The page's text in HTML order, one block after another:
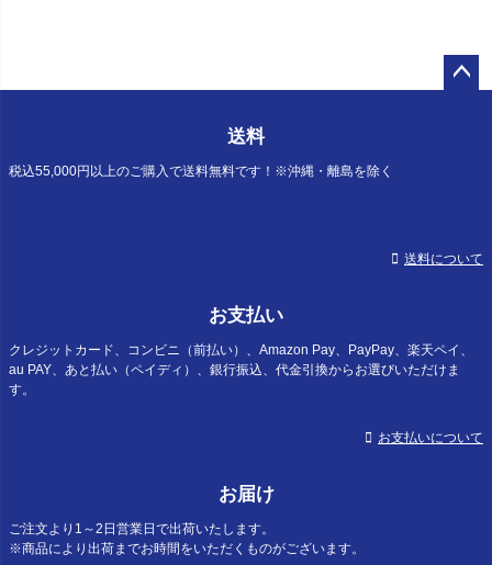
送料
税込55,000円以上のご購入で送料無料です！※沖縄・離島を除く
送料について
お支払い
クレジットカード、コンビニ（前払い）、Amazon Pay、PayPay、楽天ペイ、
au PAY、あと払い（ペイディ）、銀行振込、代金引換からお選びいただけま
す。
お支払いについて
お届け
ご注文より1～2日営業日で出荷いたします。
※商品により出荷までお時間をいただくものがございます。